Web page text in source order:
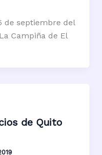
de septiembre del
Campiña de El
de Quito